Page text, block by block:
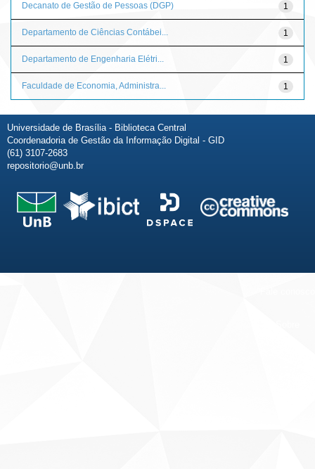
1
Decanato de Gestão de Pessoas (DGP)
1
Departamento de Ciências Contábei...
1
Departamento de Engenharia Elétri...
1
Faculdade de Economia, Administra...
Universidade de Brasília - Biblioteca Central
Coordenadoria de Gestão da Informação Digital - GID
(61) 3107-2683
repositorio@unb.br